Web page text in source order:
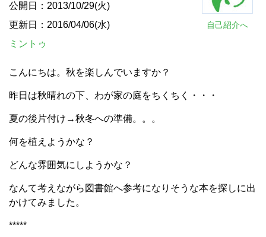
自己紹介へ
公開日：2013/10/29(火)
更新日：2016/04/06(水)
ミントゥ
こんにちは。秋を楽しんでいますか？
昨日は秋晴れの下、わが家の庭をちくちく・・・
夏の後片付け→秋冬への準備。。。
何を植えようかな？
どんな雰囲気にしようかな？
なんて考えながら図書館へ参考になりそうな本を探しに出
かけてみました。
*****